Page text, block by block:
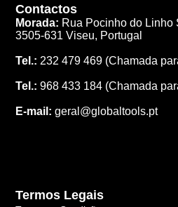
Contactos
Morada: Rua Pocinho do Linho
3505-631 Viseu, Portugal
Tel.: 232 479 469 (Chamada
Tel.: 968 433 184 (Chamada
E-mail: geral@globaltools.pt
Termos Legais